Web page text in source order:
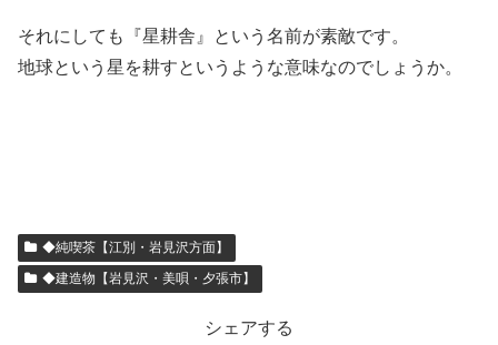
それにしても『星耕舎』という名前が素敵です。
地球という星を耕すというような意味なのでしょうか。
◆純喫茶【江別・岩見沢方面】
◆建造物【岩見沢・美唄・夕張市】
シェアする